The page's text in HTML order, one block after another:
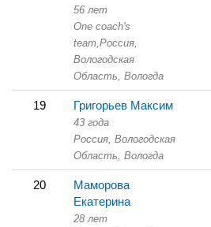
56 лет
One coach's
team,Россия,
Вологодская
Область, Вологда
19 Григорьев Максим
43 года
Россия, Вологодская
Область, Вологда
20
Маморова
Екатерина
28 лет